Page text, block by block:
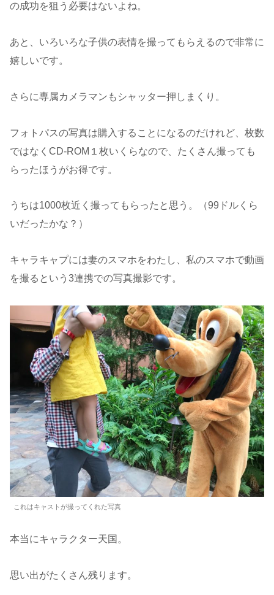
の成功を狙う必要はないよね。
あと、いろいろな子供の表情を撮ってもらえるので非常に
嬉しいです。
さらに専属カメラマンもシャッター押しまくり。
フォトパスの写真は購入することになるのだけれど、枚数
ではなくCD-ROM１枚いくらなので、たくさん撮っても
らったほうがお得です。
うちは1000枚近く撮ってもらったと思う。（99ドルくら
いだったかな？）
キャラキャプには妻のスマホをわたし、私のスマホで動画
を撮るという3連携での写真撮影です。
これはキャストが撮ってくれた写真
本当にキャラクター天国。
思い出がたくさん残ります。